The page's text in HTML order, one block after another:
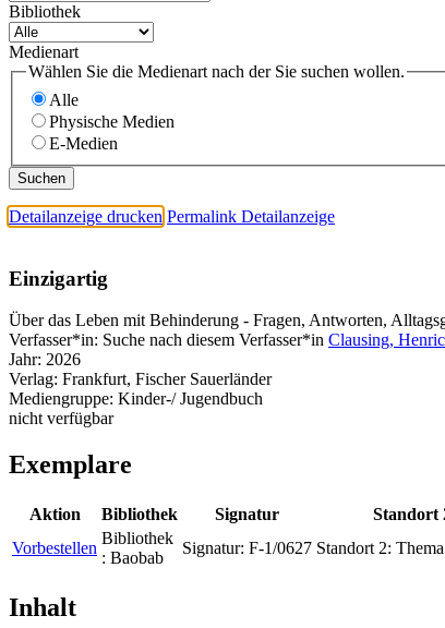
Bibliothek
Medienart
Wählen Sie die Medienart nach der Sie suchen wollen.
Alle
Physische Medien
E-Medien
Detailanzeige drucken Permalink Detailanzeige
Einzigartig
Über das Leben mit Behinderung - Fragen, Antworten,
Verfasser*in: Suche nach diesem Verfasser*in Clausing,
Jahr: 2026
Verlag: Frankfurt, Fischer Sauerländer
Mediengruppe: Kinder-/ Jugendbuch
nicht verfügbar
Exemplare
Aktion Bibliothek Signatur Standort
Vorbestellen
Bibliothek
: Baobab
Signatur: F-1/0627 Standort 2:
Inhalt